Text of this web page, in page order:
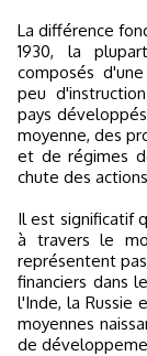
La différence
1930, la
composés
peu
pays
moyenne, des
et de régimes
chute des
Il est significatif
à travers le
représentent
financiers dans
l'Inde, la Russie
moyennes
de